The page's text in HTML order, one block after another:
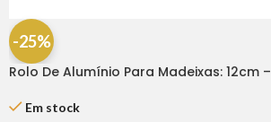
-25%
Rolo De Alumínio Para Madeixas: 12cm –
Em stock